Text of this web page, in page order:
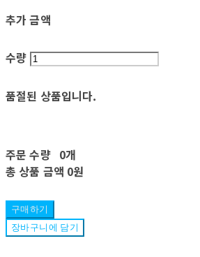
추가 금액
수량
품절된 상품입니다.
주문 수량 0개
총 상품 금액 0원
구매하기
장바구니에 담기